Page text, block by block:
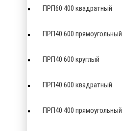
ПРП60 400 квадратный
ПРП40 600 прямоугольный
ПРП40 600 круглый
ПРП40 600 квадратный
ПРП40 400 прямоугольный